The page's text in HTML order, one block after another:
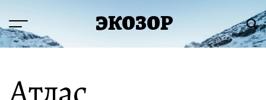
содержимому
Меню ЭКОЗОР